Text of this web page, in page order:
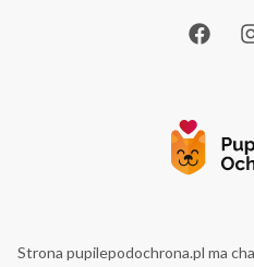
Strona pupilepodochrona.pl ma